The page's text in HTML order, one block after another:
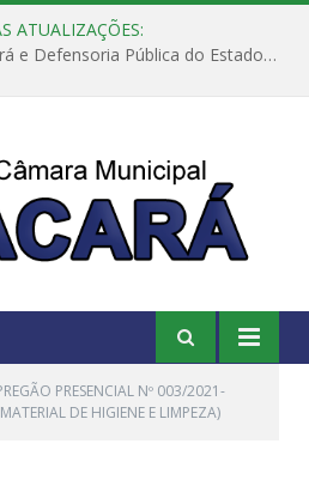
ATUALIZAÇÕES:
Câmara Municipal de Acará e Defensoria Pública do Estado, promovem Ação Balcão de Direitos
PRESENCIAL Nº 003/2021-
DE HIGIENE E LIMPEZA)